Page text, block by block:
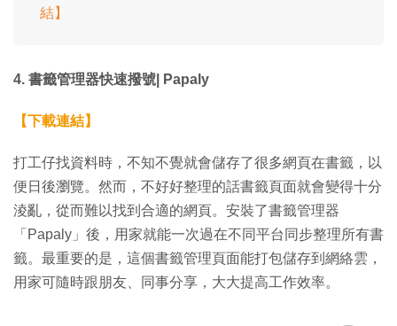
結】
4. 書籤管理器快速撥號| Papaly
【下載連結】
打工仔找資料時，不知不覺就會儲存了很多網頁在書籤，以
便日後瀏覽。然而，不好好整理的話書籤頁面就會變得十分
淩亂，從而難以找到合適的網頁。安裝了書籤管理器
「Papaly」後，用家就能一次過在不同平台同步整理所有書
籤。最重要的是，這個書籤管理頁面能打包儲存到網絡雲，
用家可隨時跟朋友、同事分享，大大提高工作效率。